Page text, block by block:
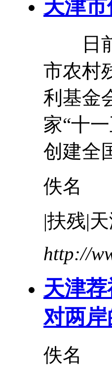
天津
日前
市农村
利基
家“十
创建全
佚名
|扶残|
http://
天津荐
对两
佚名